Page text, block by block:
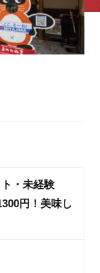
・未経験
円！美味し